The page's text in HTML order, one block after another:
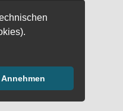
Annehmen